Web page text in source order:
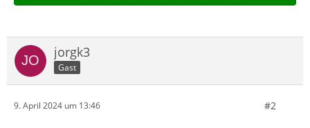
jorgk3
Gast
9. April 2024 um 13:46 #2